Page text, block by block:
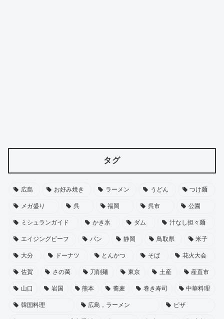
タグ
広島 お好み焼き ラーメン うどん つけ麺
メガ盛り 呉 福岡 呉市 公園
ミシュランガイド かき氷 ダム 汁なし担々麺
エイジングビーフ パン 静岡 鳥取県 米子
大分 ドーナツ とんかつ そば 花火大会
佐賀 さの萬 刀削麺 東京 土産 産直市
山口 岩国 熊本 蕎麦 巻き寿司 中華料理
韓国料理 広島，ラーメン ピザ